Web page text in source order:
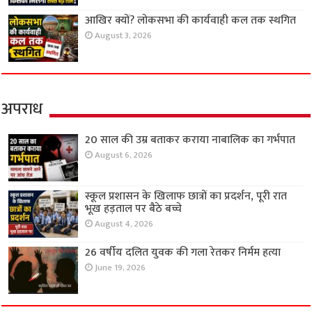
आखिर क्यों? लोकसभा की कार्यवाही कल तक स्थगित
August 3, 2026
अपराध
20 साल की उम्र बताकर कराया नाबालिक का गर्भपात
August 6, 2026
स्कूल प्रशासन के खिलाफ छात्रों का प्रदर्शन, पूरी रात
भूख हड़ताल पर बैठे बच्चे
August 4, 2026
26 वर्षीय दलित युवक की गला रेतकर निर्मम हत्या
June 19, 2026